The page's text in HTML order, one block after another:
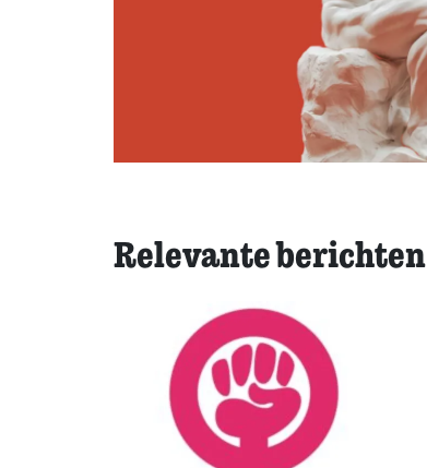
Relevante berichten